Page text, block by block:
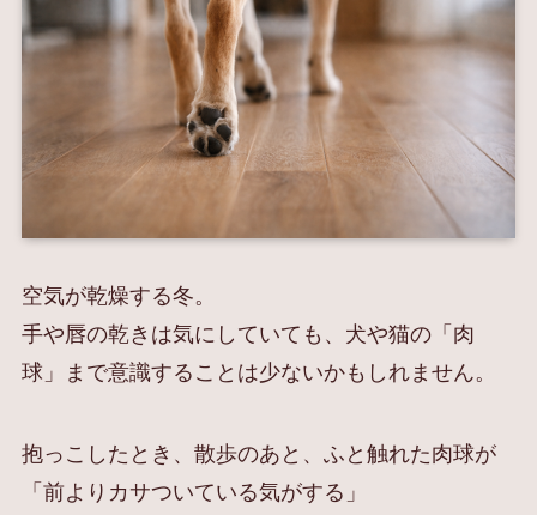
空気が乾燥する冬。
手や唇の乾きは気にしていても、犬や猫の「肉
球」まで意識することは少ないかもしれません。
抱っこしたとき、散歩のあと、ふと触れた肉球が
「前よりカサついている気がする」